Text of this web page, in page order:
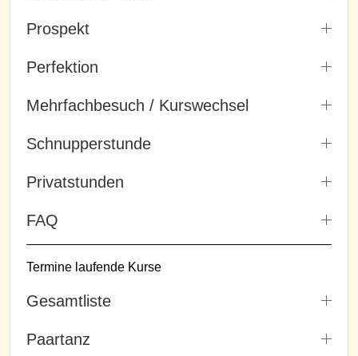
Prospekt
Perfektion
Mehrfachbesuch / Kurswechsel
Schnupperstunde
Privatstunden
FAQ
Termine laufende Kurse
Gesamtliste
Paartanz